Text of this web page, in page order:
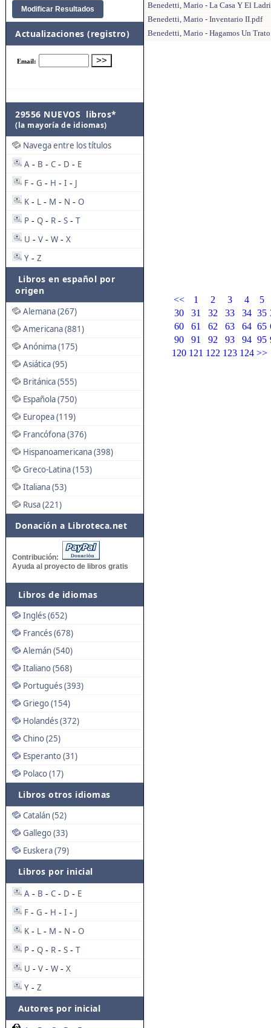
Actualizaciones (registro)
29556 NUEVOS libros*
(la mayoría de idiomas)
Navega entre los títulos
A - B - C - D - E
F - G - H - I - J
K - L - M - N - O
P - Q - R - S - T
U - V - W - X
Y - Z
Libros en español por
origen
Alemana (267)
Americana (881)
Anónima (175)
Asiática (95)
Británica (555)
Española (750)
Europea (119)
Francófona (376)
Hispanoamericana (398)
Greco-Latina (153)
Italiana (53)
Rusa (221)
Donación a Libroteca.net
Contribución:
Ayuda al proyecto de libros gratis
Libros de idiomas
Inglés (652)
Francés (678)
Alemán (540)
Italiano (568)
Portugués (393)
Griego (154)
Holandés (372)
Chino (25)
Esperanto (31)
Polaco (17)
Libros otros idiomas
Catalán (52)
Gallego (33)
Euskera (79)
Libros por inicial
A - B - C - D - E
F - G - H - I - J
K - L - M - N - O
P - Q - R - S - T
U - V - W - X
Y - Z
Autores por inicial
Benedetti, Mario - La Casa Y El
Benedetti, Mario - Inventario II.pdf
Benedetti, Mario - Hagamos Un
<< 1 2 3 4
5
30
31 32 33 34 35
60
61 62 63 64 65
90
91 92 93 94 95
120 121 122 123 124 >>